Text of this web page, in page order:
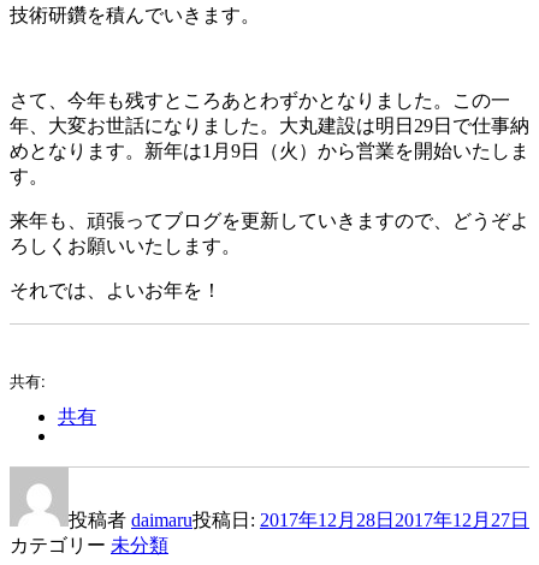
技術研鑽を積んでいきます。
さて、今年も残すところあとわずかとなりました。この一
年、大変お世話になりました。大丸建設は明日29日で仕事納
めとなります。新年は1月9日（火）から営業を開始いたしま
す。
来年も、頑張ってブログを更新していきますので、どうぞよ
ろしくお願いいたします。
それでは、よいお年を！
共有:
共有
投稿者 daimaru投稿日: 2017年12月28日 2017年12月27日
カテゴリー 未分類